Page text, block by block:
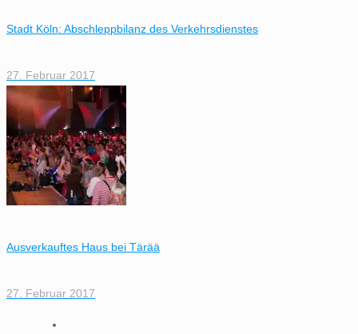
Stadt Köln: Abschleppbilanz des Verkehrsdienstes
27. Februar 2017
Ausverkauftes Haus bei Tärää
27. Februar 2017